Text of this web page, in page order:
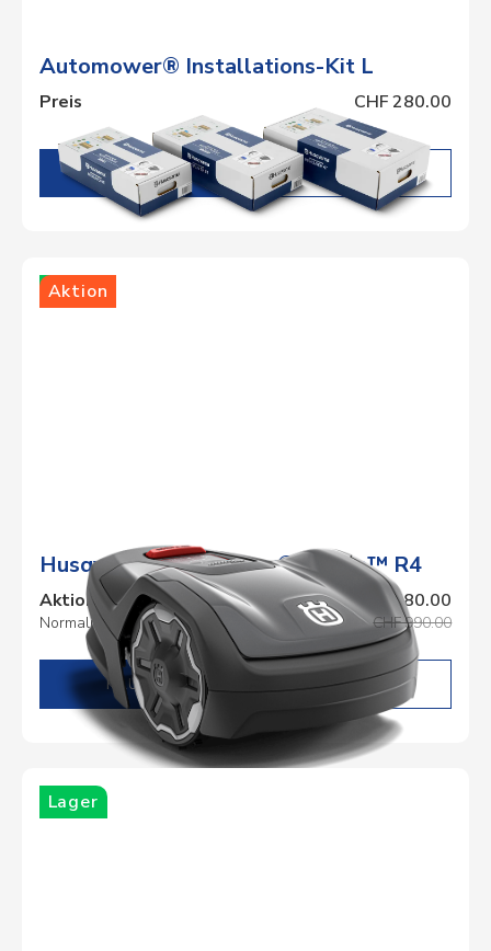
Automower® Installations-Kit L
Preis CHF 280.00
DETAILS
Lager
Aktion
Husqvarna Automower® Aspire™ R4
Aktionspreis CHF 780.00
Normalpreis CHF 990.00
DETAILS
Lager